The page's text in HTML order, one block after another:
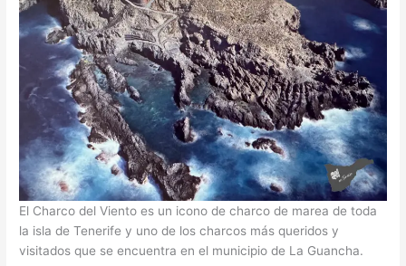
El Charco del Viento es un icono de charco de marea de toda
la isla de Tenerife y uno de los charcos más queridos y
visitados que se encuentra en el municipio de La Guancha.